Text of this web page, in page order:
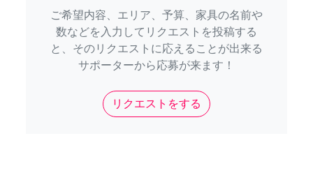
ご希望内容、エリア、予算、家具の名前や
数などを入力してリクエストを投稿する
と、そのリクエストに応えることが出来る
サポーターから応募が来ます！
リクエストをする